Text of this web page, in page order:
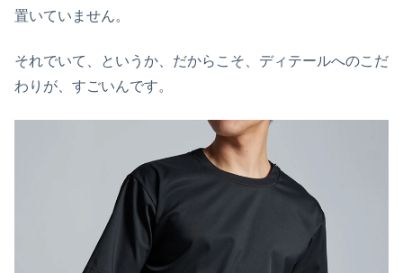
置いていません。
それでいて、というか、だからこそ、ディテールへのこだ
わりが、すごいんです。